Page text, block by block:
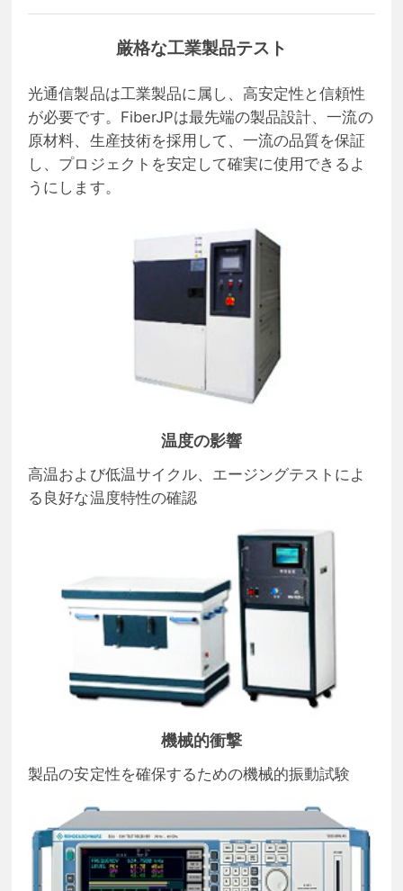
厳格な工業製品テスト
光通信製品は工業製品に属し、高安定性と信頼性
が必要です。FiberJPは最先端の製品設計、一流の
原材料、生産技術を採用して、一流の品質を保証
し、プロジェクトを安定して確実に使用できるよ
うにします。
温度の影響
高温および低温サイクル、エージングテストによ
る良好な温度特性の確認
機械的衝撃
製品の安定性を確保するための機械的振動試験